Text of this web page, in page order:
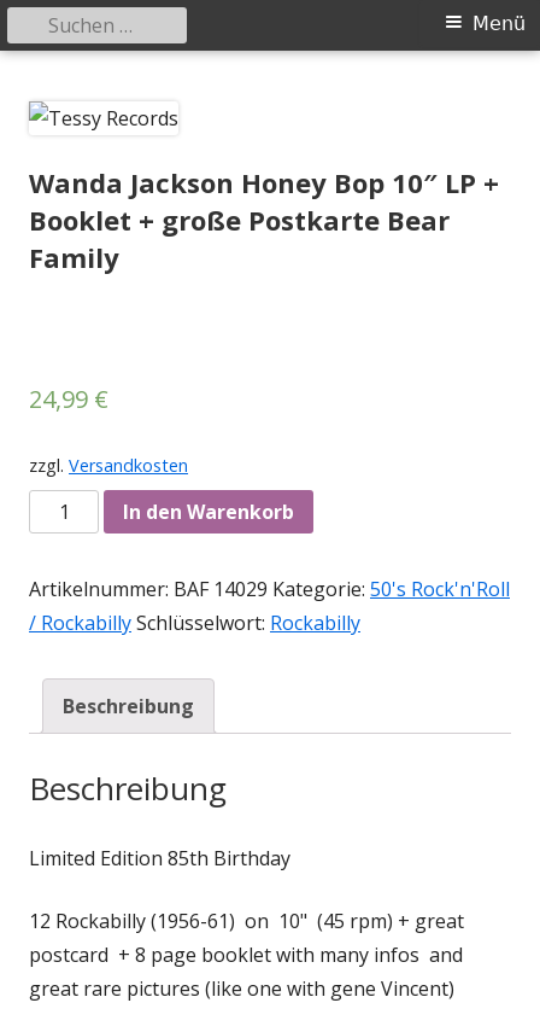
zum
Primäres
Menü
Suchen
nach:
Wanda Jackson Honey Bop 10″ LP +
Booklet + große Postkarte Bear
Family
24,99 €
zzgl. Versandkosten
Anzahl In den Warenkorb
Artikelnummer: BAF 14029 Kategorie: 50's Rock'n'Roll
/ RockabillySchlüsselwort: Rockabilly
Beschreibung
Beschreibung
Limited Edition 85th Birthday
12 Rockabilly (1956-61) on 10" (45 rpm) + great
postcard + 8 page booklet with many infos and
great rare pictures (like one with gene Vincent)